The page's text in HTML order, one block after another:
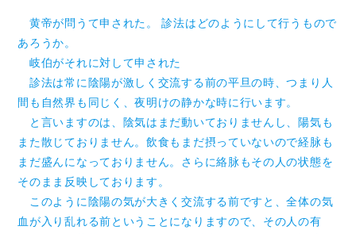
黄帝が問うて申された。 診法はどのようにして行うもので
あろうか。
岐伯がそれに対して申された
診法は常に陰陽が激しく交流する前の平旦の時、つまり人
間も自然界も同じく、夜明けの静かな時に行います。
と言いますのは、陰気はまだ動いておりませんし、陽気も
また散じておりません。飲食もまだ摂っていないので経脉も
まだ盛んになっておりません。さらに絡脉もその人の状態を
そのまま反映しております。
このように陰陽の気が大きく交流する前ですと、全体の気
血が入り乱れる前ということになりますので、その人の有